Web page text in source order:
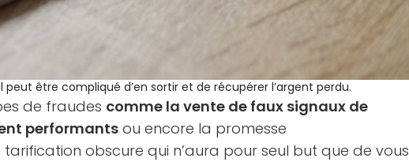
peut être compliqué d’en sortir et de récupérer l’argent perdu.
de fraudes comme la vente de faux signaux de
performantsou encore la promesse
obscure qui n’aura pour seul but que de vous